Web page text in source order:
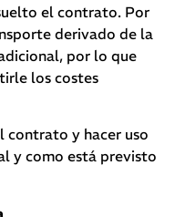
el contrato. Por
derivado de la
por lo que
los costes
contrato y hacer uso
y como está previsto